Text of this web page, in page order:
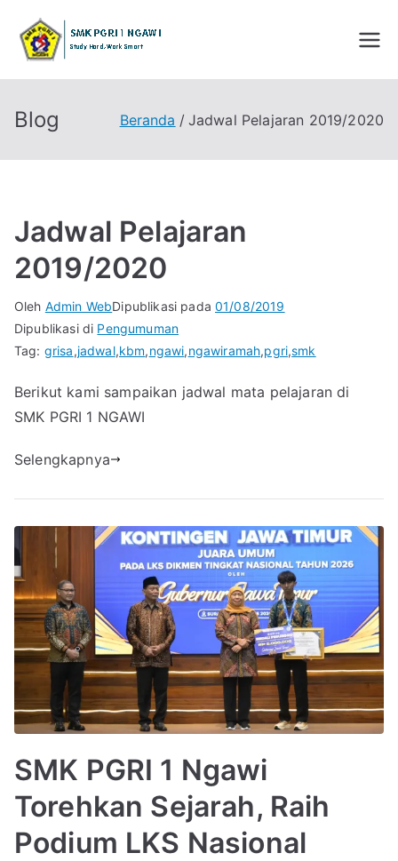
konten
SMK PGRI 1
NGAWI
STUDY HARD WORK SMART
Blog Beranda Jadwal Pelajaran 2019/2020
Jadwal Pelajaran
2019/2020
Oleh Admin WebDipublikasi pada 01/08/2019
Dipublikasi di Pengumuman
Tag: grisa,jadwal,kbm,ngawi,ngawiramah,pgri,smk
Berikut kami sampaikan jadwal mata pelajaran di
SMK PGRI 1 NGAWI
Selengkapnya
SMK PGRI 1 Ngawi
Torehkan Sejarah, Raih
Podium LKS Nasional